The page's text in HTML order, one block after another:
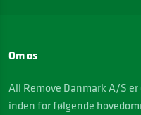
Om os
All Remove Danmark A/S
inden for følgende